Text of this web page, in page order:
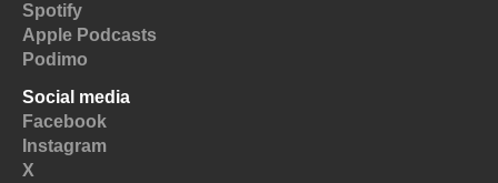
Spotify
Apple Podcasts
Podimo
Social media
Facebook
Instagram
X